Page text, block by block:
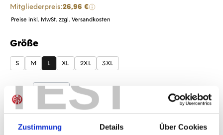
TEST
Zustimmung Details Über Cookies
Mitgliederpreis:26,96 €
Preise inkl. MwSt. zzgl. Versandkosten
Größe
auswählen
S M L XL 2XL 3XL
Produkt Anzahl: Gib den gewünschten
Sofort verfügbar, Lieferzeit: 1-3 Tage